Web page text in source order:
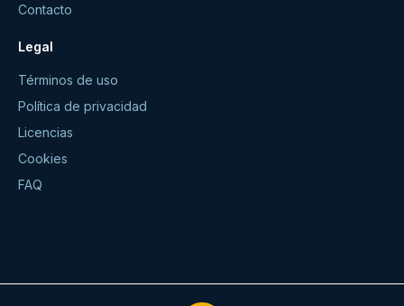
Contacto
Legal
Términos de uso
Política de privacidad
Licencias
Cookies
FAQ